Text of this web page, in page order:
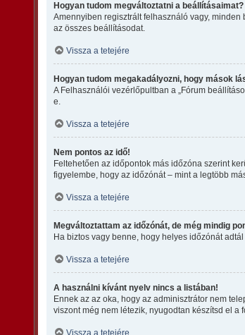
Hogyan tudom megváltoztatni a beállításaimat?
Amennyiben regisztrált felhasználó vagy,
az összes beállításodat.
Vissza a tetejére
Hogyan tudom megakadályozni, hogy mások
A Felhasználói vezérlőpultban a „Fórum
e.
Vissza a tetejére
Nem pontos az idő!
Feltehetően az időpontok más időzóna szerint
figyelembe, hogy az időzónát – mint a legtöbb
Vissza a tetejére
Megváltoztattam az időzónát, de még mindig
Ha biztos vagy benne, hogy helyes időzónát
Vissza a tetejére
A használni kívánt nyelv nincs a listában!
Ennek az az oka, hogy az adminisztrátor nem
viszont még nem létezik, nyugodtan készítsd el
Vissza a tetejére